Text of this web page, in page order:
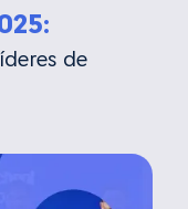
de